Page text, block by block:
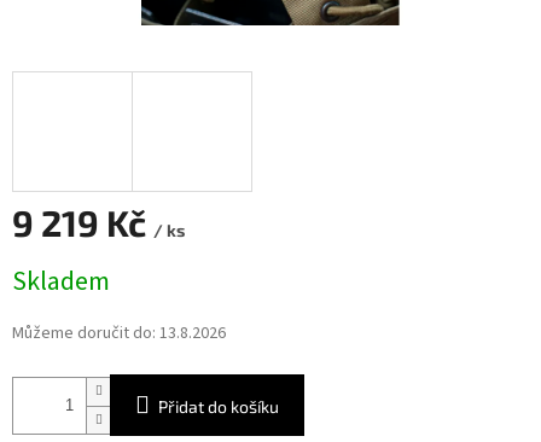
9 219 Kč / ks
cena:
Skladem
Můžeme doručit do: 13.8.2026
Přidat do košíku